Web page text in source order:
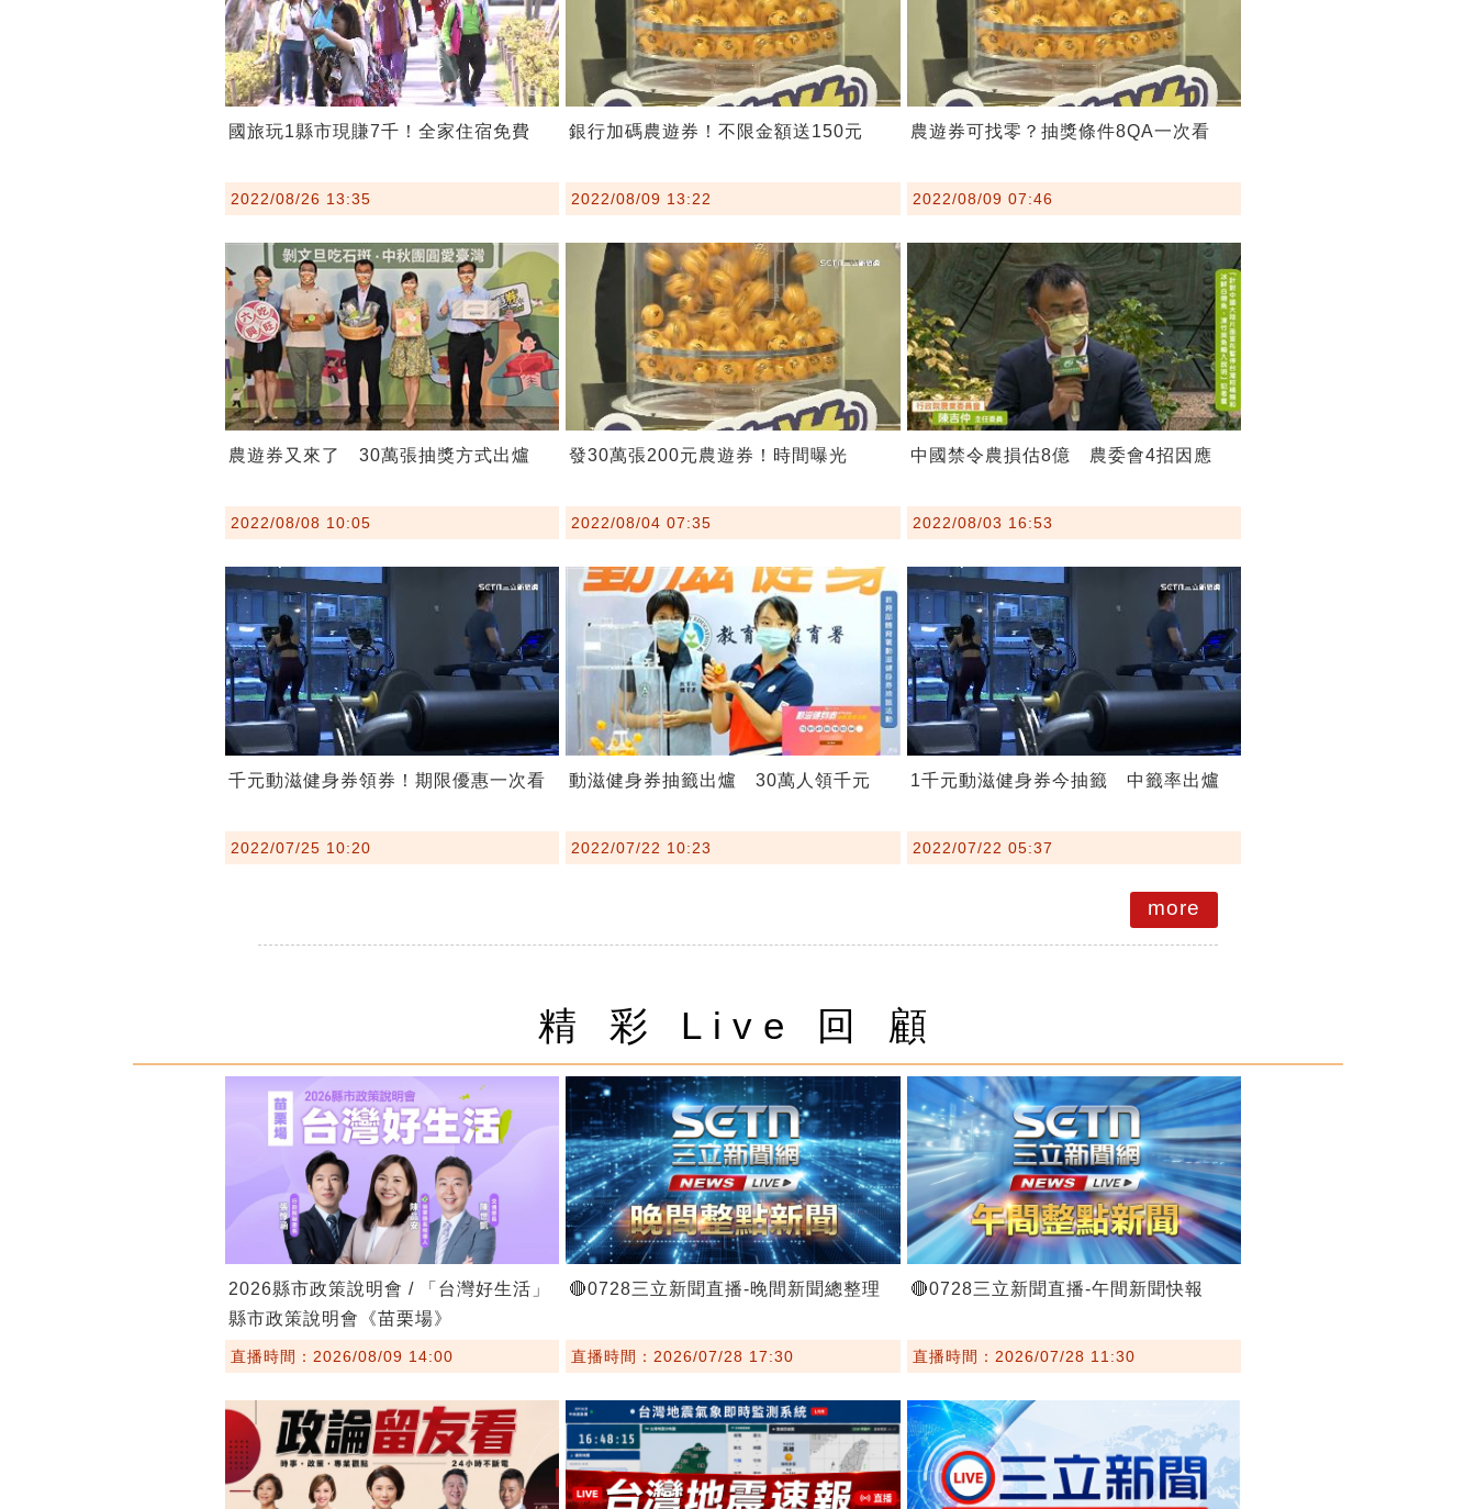
國旅玩1縣市現賺7千！全家住宿免費
2022/08/26 13:35
銀行加碼農遊券！不限金額送150元
2022/08/09 13:22
農遊券可找零？抽獎條件8QA一次看
2022/08/09 07:46
農遊券又來了 30萬張抽獎方式出爐
2022/08/08 10:05
發30萬張200元農遊券！時間曝光
2022/08/04 07:35
中國禁令農損估8億 農委會4招因應
2022/08/03 16:53
千元動滋健身券領券！期限優惠一次看
2022/07/25 10:20
動滋健身券抽籤出爐 30萬人領千元
2022/07/22 10:23
1千元動滋健身券今抽籤 中籤率出爐
2022/07/22 05:37
more
精 彩 Live 回 顧
2026縣市政策說明會 / 「台灣好生活」
縣市政策說明會《苗栗場》
直播時間：2026/08/09 14:00
🔴0728三立新聞直播-晚間新聞總整理
直播時間：2026/07/28 17:30
🔴0728三立新聞直播-午間新聞快報
直播時間：2026/07/28 11:30